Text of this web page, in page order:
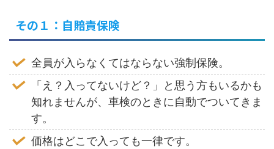
その１：自賠責保険
全員が入らなくてはならない強制保険。
「え？入ってないけど？」と思う方もいるかも
知れませんが、車検のときに自動でついてきま
す。
価格はどこで入っても一律です。